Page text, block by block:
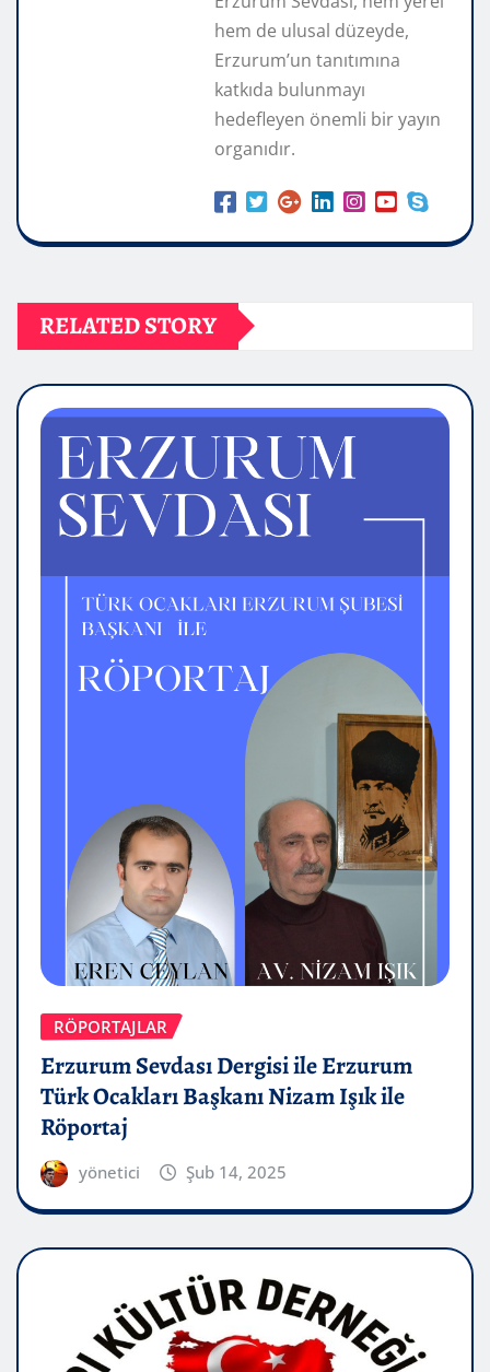
hem de ulusal düzeyde,
Erzurum’un tanıtımına
katkıda bulunmayı
hedefleyen önemli bir yayın
organıdır.
RELATED STORY
RÖPORTAJLAR
Erzurum Sevdası Dergisi ile Erzurum
Türk Ocakları Başkanı Nizam Işık ile
Röportaj
yönetici Şub 14, 2025